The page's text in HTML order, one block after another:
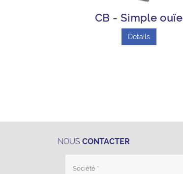
CB - Simple ouïe
Details
NOUS CONTACTER